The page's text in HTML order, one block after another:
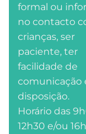
formal ou
no contacto
crianças, ser
paciente, ter
facilidade de
comunicação
disposição.
Horário das
12h30 e/ou